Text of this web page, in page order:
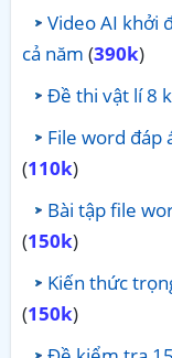
Video AI khởi
cả năm (390k)
Đề thi vật lí 8
File word đáp
(110k)
Bài tập file
(150k)
Kiến thức
(150k)